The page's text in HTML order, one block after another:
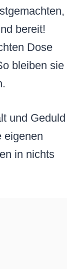
bereit!
Dose
bleiben sie
und Geduld
eigenen
in nichts